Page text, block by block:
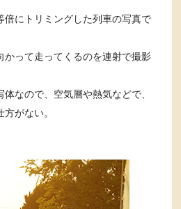
倍にトリミングした列車の写真で
かって走ってくるのを連射で撮影
なので、空気層や熱気などで、
がない。